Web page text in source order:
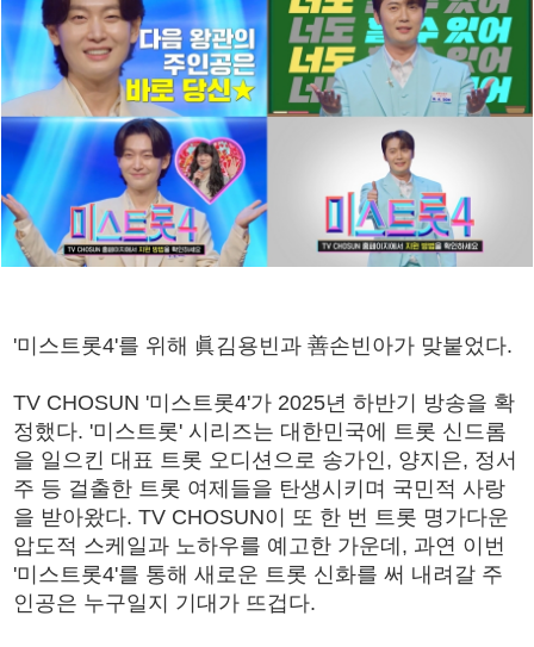
'미스트롯4'를 위해 眞김용빈과 善손빈아가 맞붙었다.
TV CHOSUN '미스트롯4'가 2025년 하반기 방송을 확
정했다. '미스트롯' 시리즈는 대한민국에 트롯 신드롬
을 일으킨 대표 트롯 오디션으로 송가인, 양지은, 정서
주 등 걸출한 트롯 여제들을 탄생시키며 국민적 사랑
을 받아왔다. TV CHOSUN이 또 한 번 트롯 명가다운
압도적 스케일과 노하우를 예고한 가운데, 과연 이번
'미스트롯4'를 통해 새로운 트롯 신화를 써 내려갈 주
인공은 누구일지 기대가 뜨겁다.